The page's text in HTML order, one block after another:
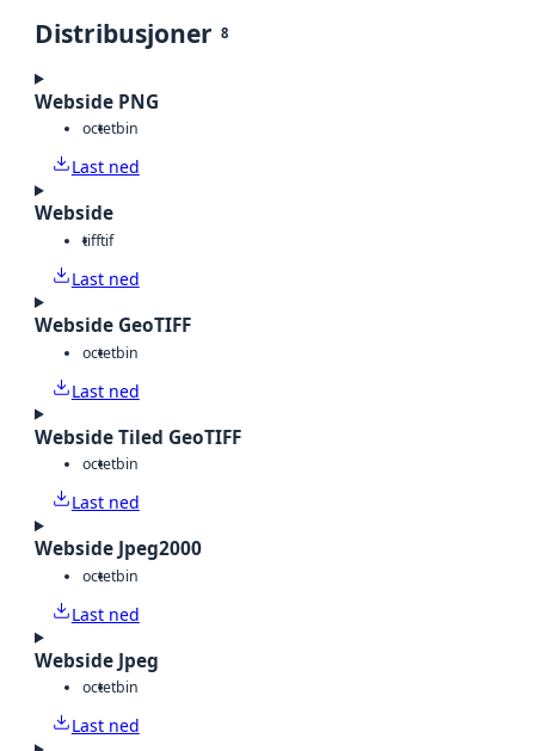
Distribusjoner 8
Webside PNG
octetbin
Last ned
Webside
tifftif
Last ned
Webside GeoTIFF
octetbin
Last ned
Webside Tiled GeoTIFF
octetbin
Last ned
Webside Jpeg2000
octetbin
Last ned
Webside Jpeg
octetbin
Last ned